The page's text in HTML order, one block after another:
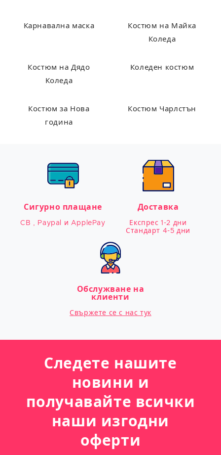
Карнавална маска
Костюм на Майка
Коледа
Костюм на Дядо
Коледа
Коледен костюм
Костюм за Нова
година
Костюм Чарлстън
Сигурно плащане
CB , Paypal и ApplePay
Доставка
Експрес 1-2 дни
Стандарт 4-5 дни
Обслужване на
клиенти
Свържете се с нас тук
Следете нашите
новини и
получавайте всички
наши изгодни
оферти